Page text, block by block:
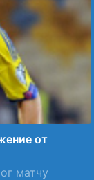
от
матчу